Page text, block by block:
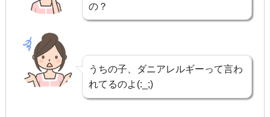
の？
うちの子、ダニアレルギーって言わ
れてるのよ(:_;)